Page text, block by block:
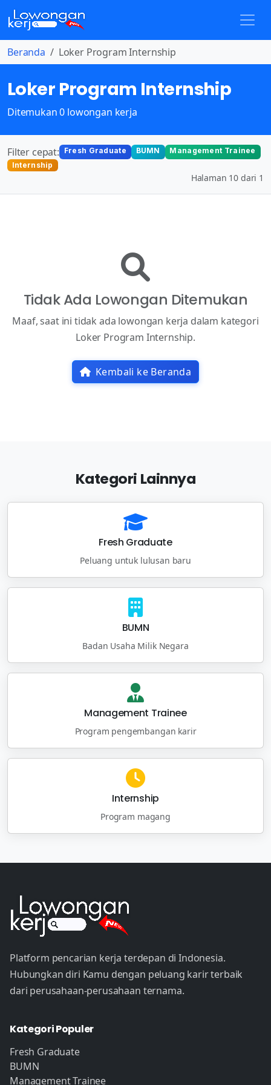
Beranda Loker Program Internship
Loker Program Internship
Ditemukan 0 lowongan kerja
Filter cepat: Fresh Graduate BUMN
Management Trainee
Internship
Halaman 10 dari 1
Tidak Ada Lowongan Ditemukan
Maaf, saat ini tidak ada lowongan kerja dalam kategori
Loker Program Internship.
Kembali ke Beranda
Kategori Lainnya
Fresh Graduate
Peluang untuk lulusan baru
BUMN
Badan Usaha Milik Negara
Management Trainee
Program pengembangan karir
Internship
Program magang
Platform pencarian kerja terdepan di Indonesia.
Hubungkan diri Kamu dengan peluang karir terbaik
dari perusahaan-perusahaan ternama.
Kategori Populer
Fresh Graduate
BUMN
Management Trainee